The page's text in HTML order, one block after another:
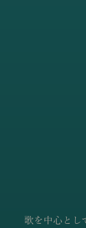
歌を中心とし